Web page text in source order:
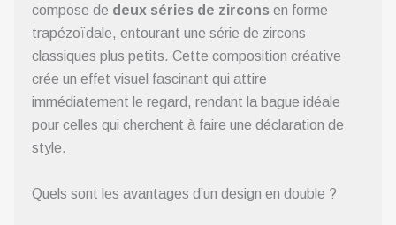
compose de deux séries de zircons en forme
trapézoïdale, entourant une série de zircons
classiques plus petits. Cette composition créative
crée un effet visuel fascinant qui attire
immédiatement le regard, rendant la bague idéale
pour celles qui cherchent à faire une déclaration de
style.
Quels sont les avantages d’un design en double ?